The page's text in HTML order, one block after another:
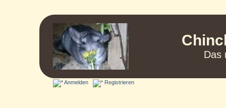
Das
Anmelden Registrieren